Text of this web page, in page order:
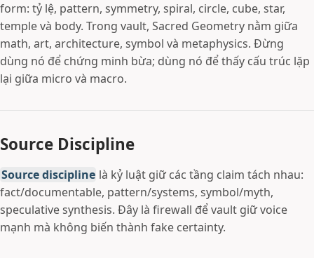
form: tỷ lệ, pattern, symmetry, spiral, circle, cube, star,
temple và body. Trong vault, Sacred Geometry nằm giữa
math, art, architecture, symbol và metaphysics. Đừng
dùng nó để chứng minh bừa; dùng nó để thấy cấu trúc lặp
lại giữa micro và macro.
Source Discipline
Source discipline là kỷ luật giữ các tầng claim tách nhau:
fact/documentable, pattern/systems, symbol/myth,
speculative synthesis. Đây là firewall để vault giữ voice
mạnh mà không biến thành fake certainty.